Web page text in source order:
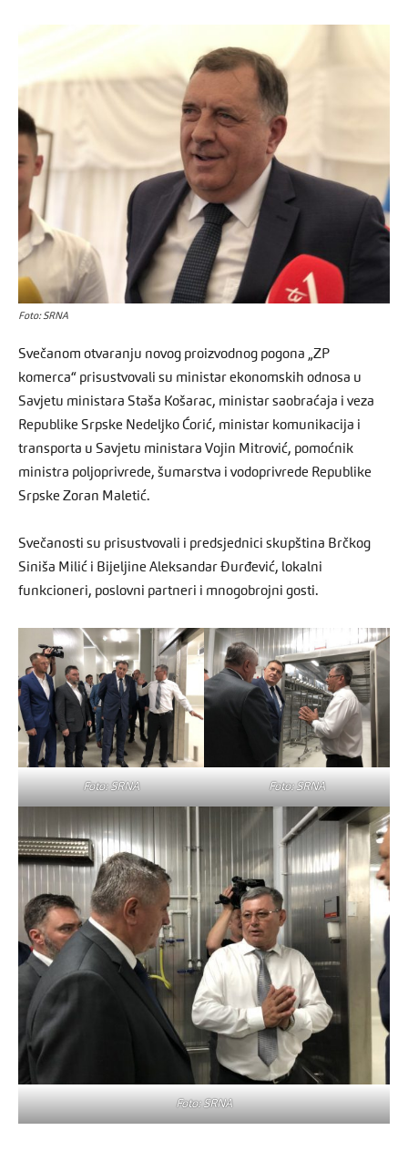
Foto: SRNA
Svečanom otvaranju novog proizvodnog pogona „ZP
komerca“ prisustvovali su ministar ekonomskih odnosa u
Savjetu ministara Staša Košarac, ministar saobraćaja i veza
Republike Srpske Nedeljko Ćorić, ministar komunikacija i
transporta u Savjetu ministara Vojin Mitrović, pomoćnik
ministra poljoprivrede, šumarstva i vodoprivrede Republike
Srpske Zoran Maletić.
Svečanosti su prisustvovali i predsjednici skupština Brčkog
Siniša Milić i Bijeljine Aleksandar Đurđević, lokalni
funkcioneri, poslovni partneri i mnogobrojni gosti.
Foto: SRNA Foto: SRNA
Foto: SRNA